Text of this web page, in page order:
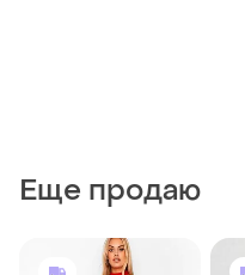
Еще продаю